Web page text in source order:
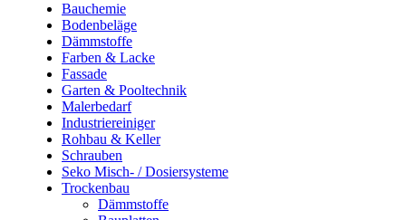
Bauchemie
Bodenbeläge
Dämmstoffe
Farben & Lacke
Fassade
Garten & Pooltechnik
Malerbedarf
Industriereiniger
Rohbau & Keller
Schrauben
Seko Misch- / Dosiersysteme
Trockenbau
Dämmstoffe